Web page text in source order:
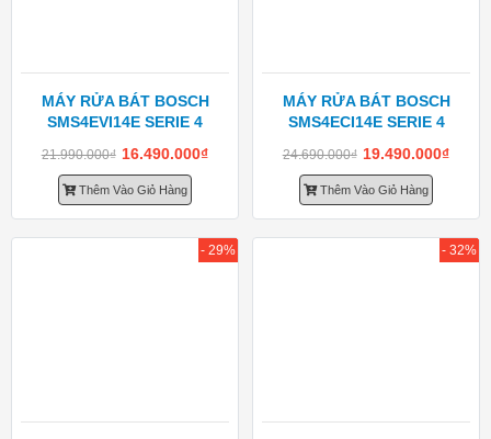
MÁY RỬA BÁT BOSCH
SMS4EVI14E SERIE 4
21.990.000₫ 16.490.000₫
Thêm Vào Giỏ Hàng
MÁY RỬA BÁT BOSCH
SMS4ECI14E SERIE 4
24.690.000₫ 19.490.000₫
Thêm Vào Giỏ Hàng
- 29% - 32%